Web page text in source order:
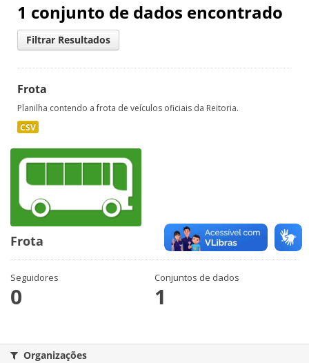
1 conjunto de dados encontrado
Filtrar Resultados
Frota
Planilha contendo a frota de veículos oficiais da Reitoria.
CSV
Frota
Seguidores
0
Conjuntos de dados
1
Organizações